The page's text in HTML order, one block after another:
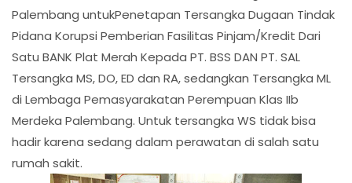
Palembang untukPenetapan Tersangka Dugaan Tindak
Pidana Korupsi Pemberian Fasilitas Pinjam/Kredit Dari
Satu BANK Plat Merah Kepada PT. BSS DAN PT. SAL
Tersangka MS, DO, ED dan RA, sedangkan Tersangka ML
di Lembaga Pemasyarakatan Perempuan Klas IIb
Merdeka Palembang. Untuk tersangka WS tidak bisa
hadir karena sedang dalam perawatan di salah satu
rumah sakit.